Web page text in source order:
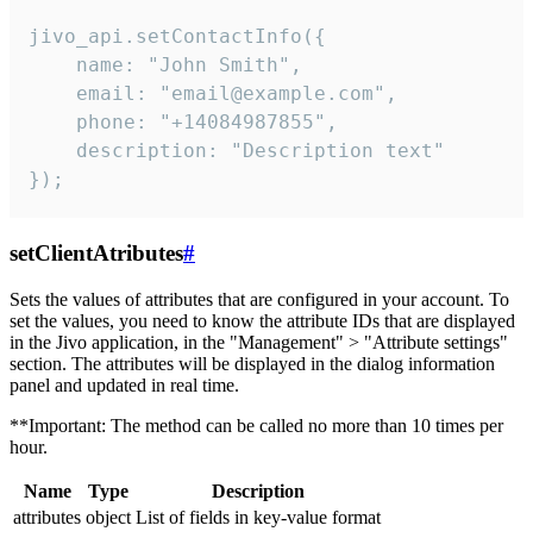
jivo_api.setContactInfo({
    name: "John Smith",
    email: "email@example.com",
    phone: "+14084987855",
    description: "Description text"
});
setClientAtributes#
Sets the values ​​of attributes that are configured in your account. To
set the values, you need to know the attribute IDs that are displayed
in the Jivo application, in the "Management" > "Attribute settings"
section. The attributes will be displayed in the dialog information
panel and updated in real time.
**Important: The method can be called no more than 10 times per
hour.
Name Type
Description
attributes object List of fields in key-value format